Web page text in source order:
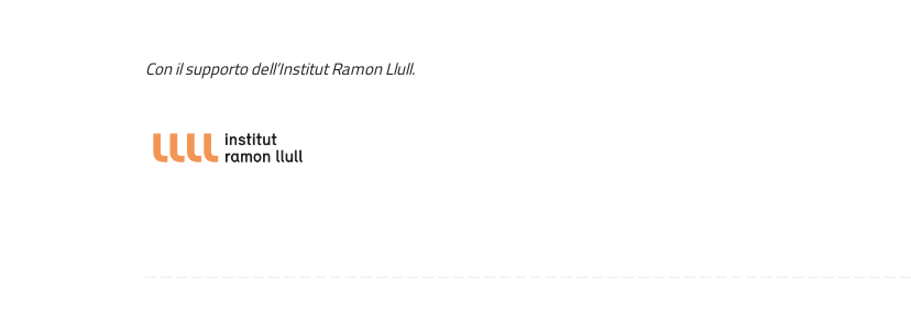
Con il supporto dell’Institut Ramon Llull.